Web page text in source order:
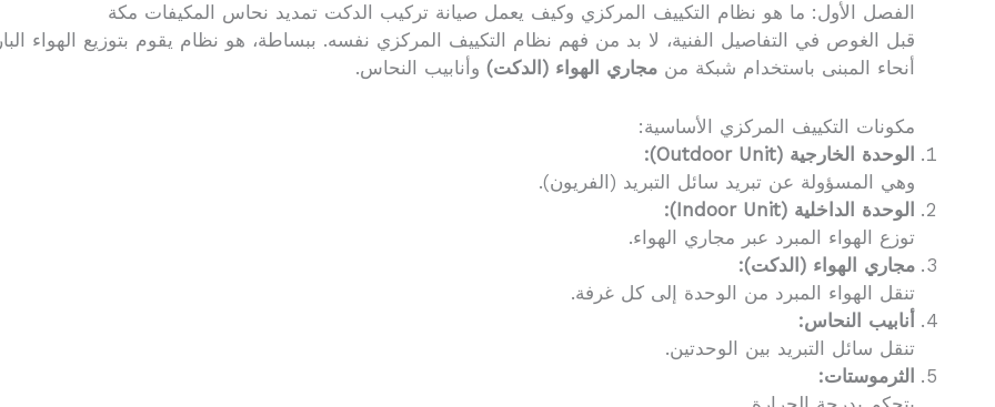
الفصل الأول: ما هو نظام التكييف المركزي وكيف يعمل صيانة تركيب الدكت تمديد نحاس المكيفات مكة
قبل الغوص في التفاصيل الفنية، لا بد من فهم نظام التكييف المركزي نفسه. ببساطة، هو نظام يقوم بتوزيع الهواء
أنحاء المبنى باستخدام شبكة من مجاري الهواء (الدكت) وأنابيب النحاس.
مكونات التكييف المركزي الأساسية:
الوحدة الخارجية (Outdoor Unit):
وهي المسؤولة عن تبريد سائل التبريد (الفريون).
الوحدة الداخلية (Indoor Unit):
توزع الهواء المبرد عبر مجاري الهواء.
مجاري الهواء (الدكت):
تنقل الهواء المبرد من الوحدة إلى كل غرفة.
أنابيب النحاس:
تنقل سائل التبريد بين الوحدتين.
الثرموستات: